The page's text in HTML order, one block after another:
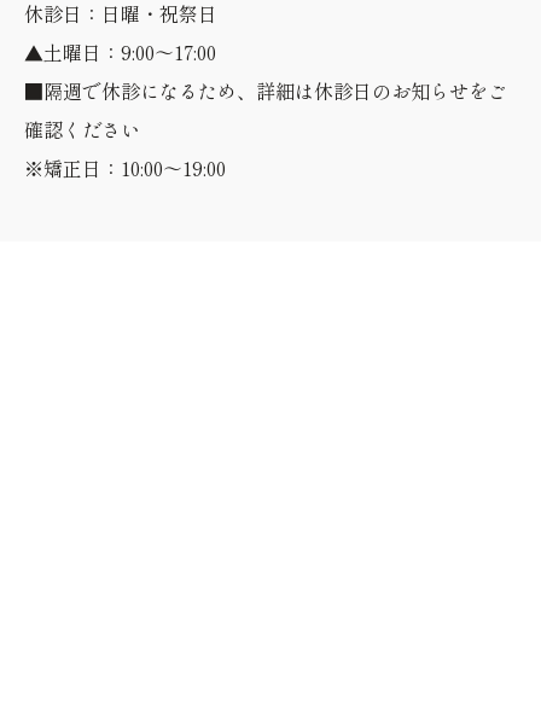
休診日：日曜・祝祭日
▲土曜日：9:00～17:00
■隔週で休診になるため、詳細は休診日のお知らせをご
確認ください
※矯正日：10:00～19:00